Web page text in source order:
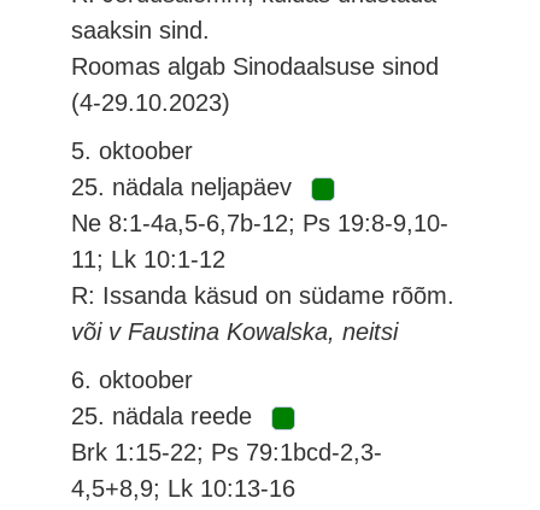
saaksin sind.
Roomas algab Sinodaalsuse sinod
(4-29.10.2023)
5. oktoober
25. nädala neljapäev
Ne 8:1-4a,5-6,7b-12; Ps 19:8-9,10-
11; Lk 10:1-12
R: Issanda käsud on südame rõõm.
või v Faustina Kowalska, neitsi
6. oktoober
25. nädala reede
Brk 1:15-22; Ps 79:1bcd-2,3-
4,5+8,9; Lk 10:13-16